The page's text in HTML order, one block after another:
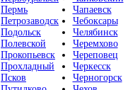
Пермь
Петрозаводск
Подольск
Полевской
Прокопьевск
Прохладный
Псков
Чапаевск
Чебоксары
Челябинск
Черемхово
Череповец
Черкесск
Черногорск